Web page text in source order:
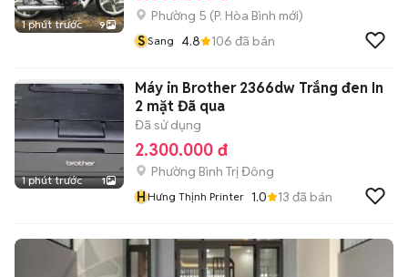
1 phút trước 9
Phường 5 (P. Hòa Bình mới)
S Sang 4.8 106 đã bán
1 phút trước 1
Máy in Brother 2366dw Trắng đen In
2 mặt Đã qua
Đã sử dụng
2.300.000 đ
Phường Bình Trị Đông
HHưng Thịnh Printer 1.0 13 đã bán